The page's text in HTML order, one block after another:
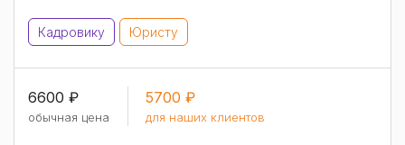
Кадровику Юристу
6600 ₽
обычная цена
5700 ₽
для наших клиентов